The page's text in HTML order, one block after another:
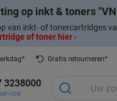
op inkt & toners
van inkt- of tonercartridges
of toner hier ›
Gratis retourneren*
3238000